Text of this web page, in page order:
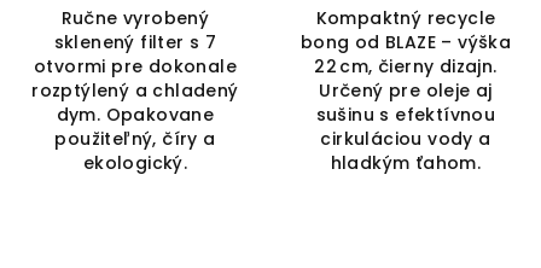
Ručne vyrobený
sklenený filter s 7
otvormi pre dokonale
rozptýlený a chladený
dym. Opakovane
použiteľný, číry a
ekologický.
Kompaktný recycle
bong od BLAZE – výška
22 cm, čierny dizajn.
Určený pre oleje aj
sušinu s efektívnou
cirkuláciou vody a
hladkým ťahom.